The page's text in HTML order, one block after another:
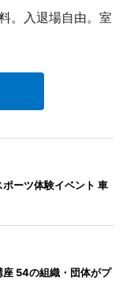
。入退場自由。室
ーツ体験イベント 車
54の組織・団体がプ